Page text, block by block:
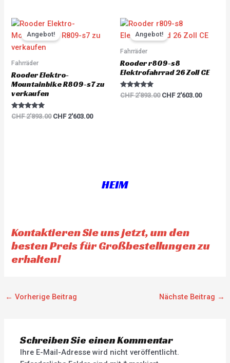
0
o
u
t
f
Angebot!
Fahrräder
Rooder Elektro-
Mountainbike R809-s7 zu
verkaufen
Rated
5.00
CHF2'893.00
Original
price
was:
CHF2'603.00
is:
CHF 2'603.00.
Angebot!
Fahrräder
Rooder r809-s8
Elektrofahrrad 26 Zoll CE
Rated
5.00
CHF2'893.00
Original
price
was:
CHF2'603.00
is:
HEIM
Kontaktieren Sie uns jetzt, um den
besten Preis für Großbestellungen zu
erhalten!
← Vorherige Beitrag Nächste Beitrag →
Schreiben Sie einen Kommentar
Ihre E-Mail-Adresse wird nicht veröffentlicht.